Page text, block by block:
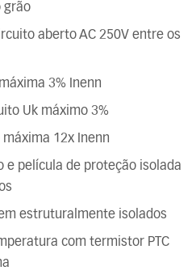
grão
aberto AC 250V entre os
3% Inenn
Uk máximo 3%
12x Inenn
e película de proteção isolada
estruturalmente isolados
com termistor PTC